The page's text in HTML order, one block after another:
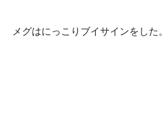
メグはにっこりブイサインをした。